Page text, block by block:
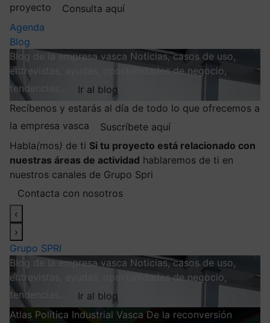
proyecto
Consulta aquí
Agenda
Blog
Blog de la empresa vasca Noticias, casos de uso,
entrevistas, ayudas, oportunidades de negocio,
tendencias…
Ir al blog
Recíbenos y estarás al día de todo lo que ofrecemos a
la empresa vasca
Suscríbete aquí
Habla(mos) de ti Si tu proyecto está relacionado con
nuestras áreas de actividad hablaremos de ti en
nuestros canales de Grupo Spri
Contacta con nosotros
‹
›
Grupo SPRI
Blog de la empresa vasca Noticias, casos de uso,
entrevistas, ayudas, oportunidades de negocio,
tendencias…
Ir al blog
Atlas Política Industrial Vasca De la reconversión